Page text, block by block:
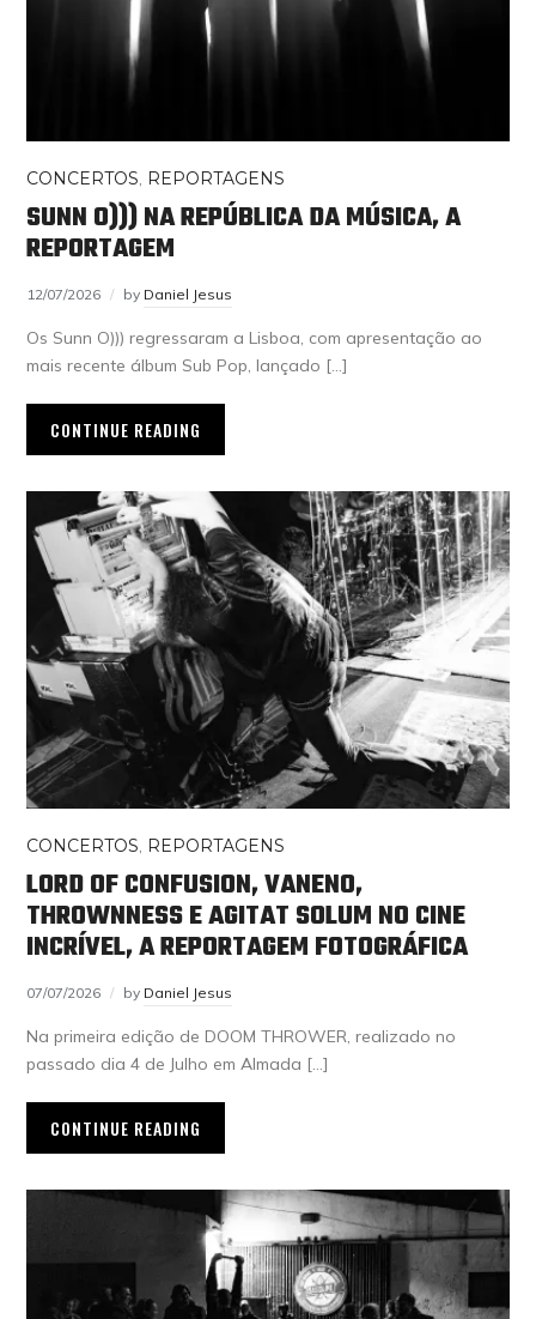
CONCERTOS REPORTAGENS
SUNN O))) NA REPÚBLICA DA MÚSICA, A
REPORTAGEM
12/07/2026 by Daniel Jesus
Os Sunn O))) regressaram a Lisboa, com apresentação ao
mais recente álbum Sub Pop, lançado […]
CONTINUE READING
CONCERTOS, REPORTAGENS
LORD OF CONFUSION, VANENO,
THROWNNESS E AGITAT SOLUM NO CINE
INCRÍVEL, A REPORTAGEM FOTOGRÁFICA
07/07/2026 by Daniel Jesus
Na primeira edição de DOOM THROWER, realizado no
passado dia 4 de Julho em Almada […]
CONTINUE READING